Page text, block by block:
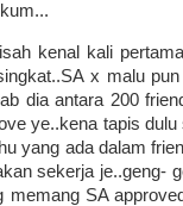
kenal kali
x malu
dia antara 200
ye..kena tapis
yang ada dalam
sekerja je..geng-
memang SA